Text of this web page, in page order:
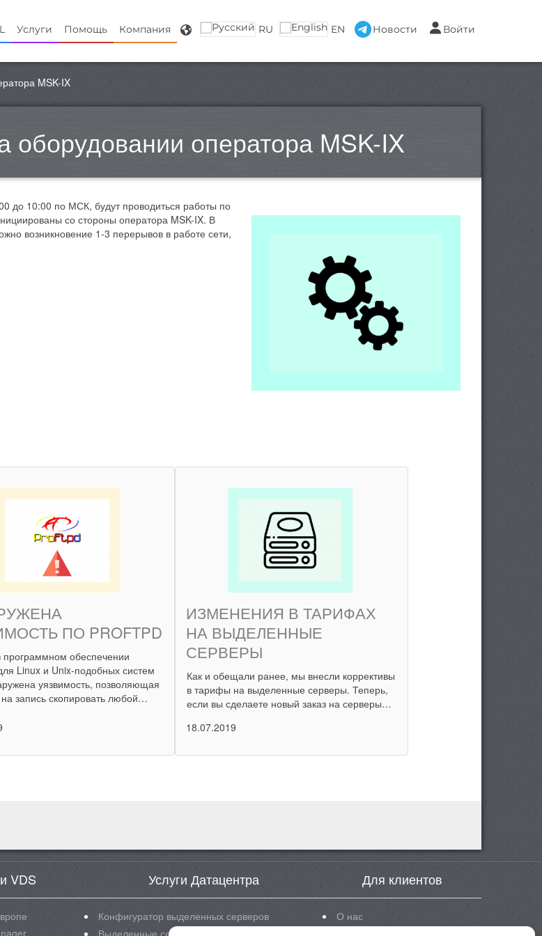
Услуги Помощь Компания RU EN Новости Войти
MSK-IX
оператора MSK-IX
до 10:00 по МСК, будут проводиться работы по
со стороны оператора MSK-IX. В
возникновение 1-3 перерывов в работе сети,
ПО PROFTPD
программном обеспечении
Linux и Unix-подобных систем
уязвимость, позволяющая
запись скопировать любой…
ИЗМЕНЕНИЯ В ТАРИФАХ
НА ВЫДЕЛЕННЫЕ
СЕРВЕРЫ
Как и обещали ранее, мы внесли коррективы
в тарифы на выделенные серверы. Теперь,
если вы сделаете новый заказ на серверы…
18.07.2019
VDS Услуги Датацентра
Конфигуратор выделенных серверов
Выделенные сервера Intel Xeon 5620
Для клиентов
О нас